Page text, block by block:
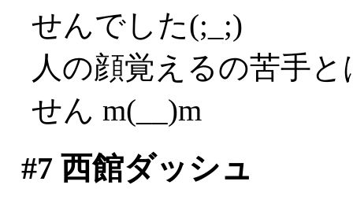
せんでした(;_;)
人の顔覚えるの苦手
せん m(__)m
#7 西館ダッシュ